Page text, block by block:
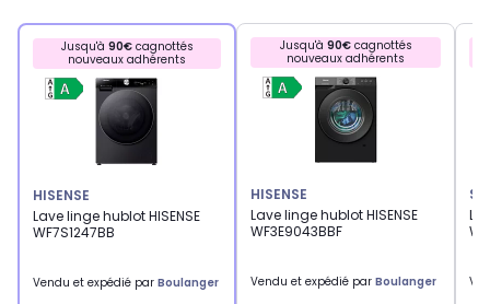
Jusqu'à 90€cagnottés
nouveaux adhérents
HISENSE
Lave linge hublot HISENSE
WF7S1247BB
Vendu et expédié par Boulanger
Jusqu'à 90€cagnottés
nouveaux adhérents
HISENSE
Lave linge hublot HISENSE
WF3E9043BBF
Vendu et expédié par Boulanger